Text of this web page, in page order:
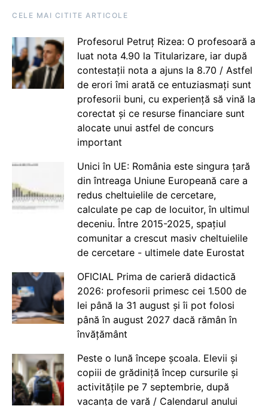
CELE MAI CITITE ARTICOLE
Profesorul Petruț Rizea: O profesoară a
luat nota 4.90 la Titularizare, iar după
contestații nota a ajuns la 8.70 / Astfel
de erori îmi arată ce entuziasmați sunt
profesorii buni, cu experiență să vină la
corectat și ce resurse financiare sunt
alocate unui astfel de concurs
important
Unici în UE: România este singura țară
din întreaga Uniune Europeană care a
redus cheltuielile de cercetare,
calculate pe cap de locuitor, în ultimul
deceniu. Între 2015-2025, spațiul
comunitar a crescut masiv cheltuielile
de cercetare - ultimele date Eurostat
OFICIAL Prima de carieră didactică
2026: profesorii primesc cei 1.500 de
lei până la 31 august și îi pot folosi
până în august 2027 dacă rămân în
învățământ
Peste o lună începe școala. Elevii și
copiii de grădiniță încep cursurile și
activitățile pe 7 septembrie, după
vacanța de vară / Calendarul anului